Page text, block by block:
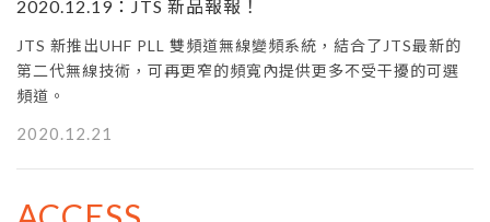
2020.12.19：JTS 新品報報！
JTS 新推出UHF PLL 雙頻道無線變頻系統，結合了JTS最新的
第二代無線技術，可再更窄的頻寬內提供更多不受干擾的可選
頻道。
2020.12.21